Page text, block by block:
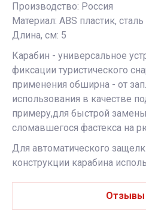
Производство: Россия
Материал: ABS пластик, сталь
Длина, см: 5
Карабин - универсальное
фиксации туристического
применения обширна - от
использования в качестве
примеру,для быстрой
сломавшегося фастекса на
Для автоматического
конструкции карабина
Отзывы